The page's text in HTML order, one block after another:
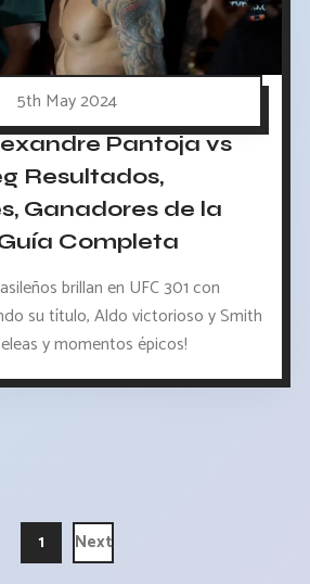
5th May 2024
Pantoja vs
Resultados,
Ganadores de la
Completa
brillan en UFC 301 con
su título, Aldo victorioso y Smith
y momentos épicos!
1 Next